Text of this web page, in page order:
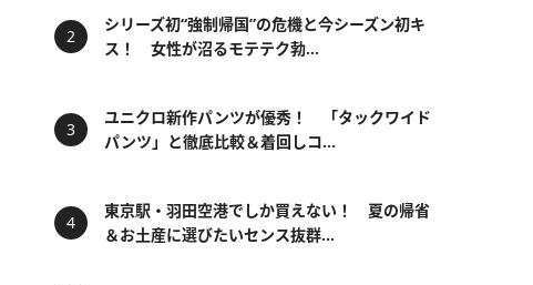
シリーズ初“強制帰国”の危機と今シーズン初キ
ス！ 女性が沼るモテテク勃...
ユニクロ新作パンツが優秀！ 「タックワイド
パンツ」と徹底比較＆着回しコ...
東京駅・羽田空港でしか買えない！ 夏の帰省
＆お土産に選びたいセンス抜群...